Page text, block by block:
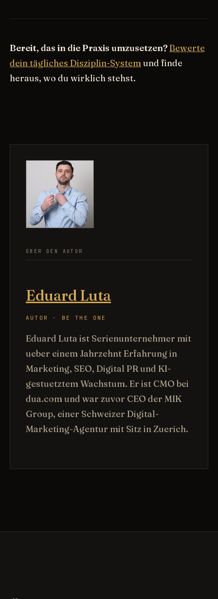
Bereit, das in die Praxis umzusetzen?Bewerte
dein tägliches Disziplin-Systemund finde
heraus, wo du wirklich stehst.
ÜBER DEN AUTOR
Eduard Luta
AUTOR · BE THE ONE
Eduard Luta ist Serienunternehmer mit
ueber einem Jahrzehnt Erfahrung in
Marketing, SEO, Digital PR und KI-
gestuetztem Wachstum. Er ist CMO bei
dua.com und war zuvor CEO der MIK
Group, einer Schweizer Digital-
Marketing-Agentur mit Sitz in Zuerich.